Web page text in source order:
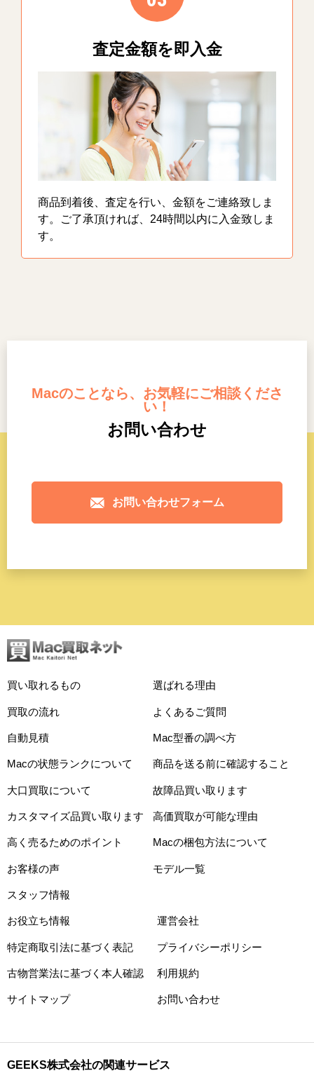
査定金額を即入金
商品到着後、査定を行い、金額をご連絡致しま
す。ご了承頂ければ、24時間以内に入金致しま
す。
Macのことなら、お気軽にご相談くださ
い！
お問い合わせ
お問い合わせフォーム
買い取れるもの 選ばれる理由
買取の流れ よくあるご質問
自動見積 Mac型番の調べ方
Macの状態ランクについて 商品を送る前に確認すること
大口買取について 故障品買い取ります
カスタマイズ品買い取ります 高価買取が可能な理由
高く売るためのポイント Macの梱包方法について
お客様の声 モデル一覧
スタッフ情報
お役立ち情報 運営会社
特定商取引法に基づく表記 プライバシーポリシー
古物営業法に基づく本人確認 利用規約
サイトマップ お問い合わせ
GEEKS株式会社の関連サービス